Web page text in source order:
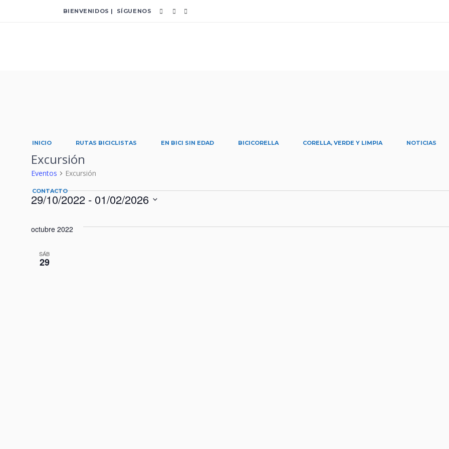
BIENVENIDOS | SÍGUENOS
INICIO RUTAS BICICLISTAS EN BICI SIN EDAD BICICORELLA CORELLA, VERDE Y LIMPIA NOTICIAS
CONTACTO
Excursión
Eventos Excursión
Eventos
29/10/2022 - 01/02/2026
la
octubre 2022
SÁB
29